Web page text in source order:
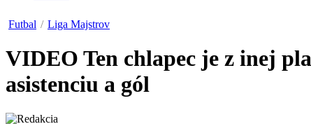
Futbal / Liga Majstrov
VIDEO Ten chlapec je z inej
asistenciu a gól